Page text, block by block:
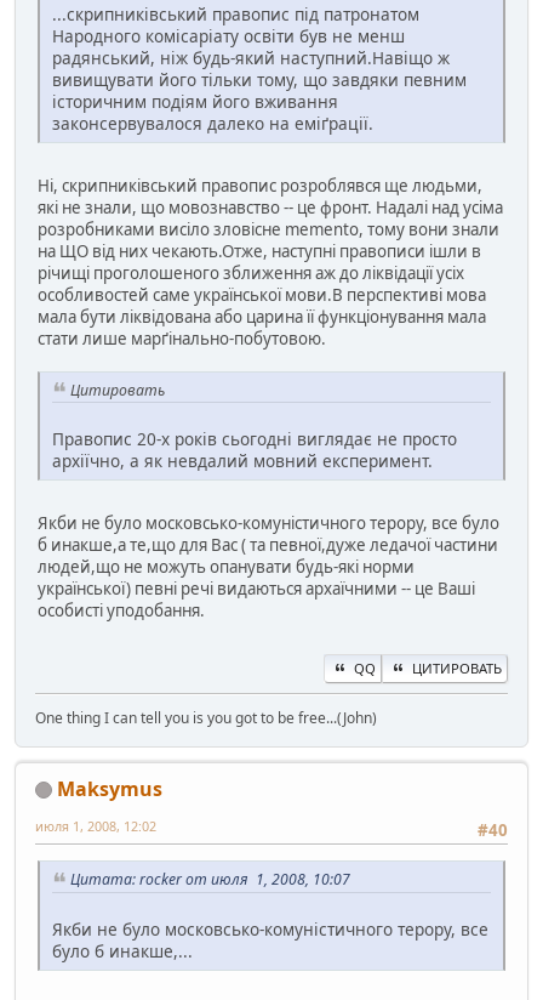
...скрипниківський правопис під патронатом
Народного комісаріату освіти був не менш
радянський, ніж будь-який наступний.Навіщо ж
вивищувати його тільки тому, що завдяки певним
історичним подіям його вживання
законсервувалося далеко на еміґрації.
Ні, скрипниківський правопис розроблявся ще людьми,
які не знали, що мовознавство -- це фронт. Надалі над усіма
розробниками висіло зловісне memento, тому вони знали
на ЩО від них чекають.Отже, наступні правописи ішли в
річищі проголошеного зближення аж до ліквідації усіх
особливостей саме української мови.В перспективі мова
мала бути ліквідована або царина її функціонування мала
стати лише марґінально-побутовою.
Цитировать
Правопис 20-х років сьогодні виглядає не просто
архіїчно, а як невдалий мовний експеримент.
Якби не було московсько-комуністичного терору, все було
б инакше,а те,що для Вас ( та певної,дуже ледачої частини
людей,що не можуть опанувати будь-які норми
української) певні речі видаються архаїчними -- це Ваші
особисті уподобання.
QQ ЦИТИРОВАТЬ
One thing I can tell you is you got to be free...(John)
Maksymus
#40
июля 1, 2008, 12:02
Цитата: rocker от июля 1, 2008, 10:07
Якби не було московсько-комуністичного терору, все
було б инакше,...